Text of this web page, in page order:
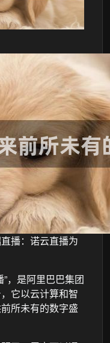
播：诺云直播为
是阿里巴巴集团
它以云计算和智
所未有的数字盛